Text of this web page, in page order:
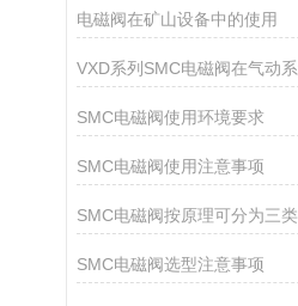
电磁阀在矿山设备中的使用
SMC电磁阀使用环境要求
SMC电磁阀使用注意事项
SMC电磁阀按原理可分为三类
SMC电磁阀选型注意事项